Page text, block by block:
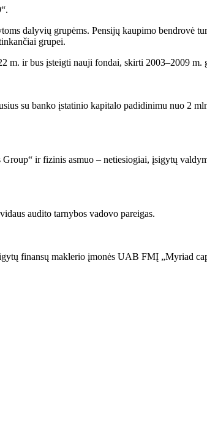
dalyvių grupėms. Pensijų kaupimo bendrovė
grupei.
m. ir bus įsteigti nauji fondai, skirti 2003–2009 m.
su banko įstatinio kapitalo padidinimu nuo 2
ir fizinis asmuo – netiesiogiai, įsigytų
audito tarnybos vadovo pareigas.
finansų maklerio įmonės UAB FMĮ „Myriad